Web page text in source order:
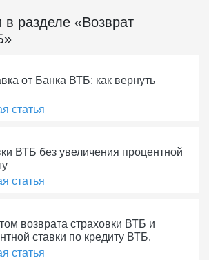
в разделе «Возврат
от Банка ВТБ: как вернуть
статья
ВТБ без увеличения процентной
статья
возврата страховки ВТБ и
ставки по кредиту ВТБ.
статья